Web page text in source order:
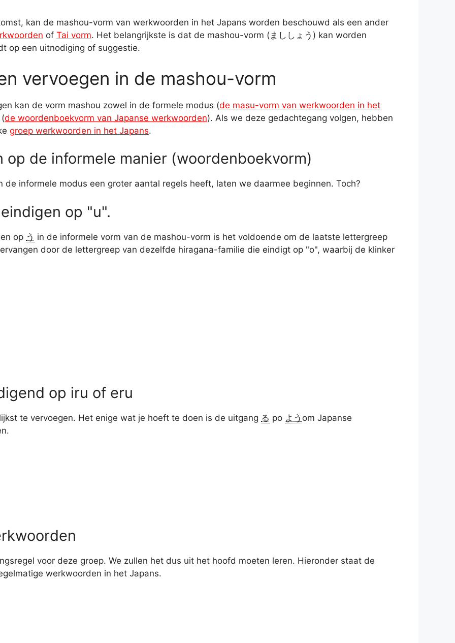
kan de mashou-vorm van werkwoorden in het Japans worden beschouwd als een ander
of Tai vorm. Het belangrijkste is dat de mashou-vorm (まししょう) kan worden
op een uitnodiging of suggestie.
vervoegen in de mashou-vorm
kan de vorm mashou zowel in de formele modus (de masu-vorm van werkwoorden in het
de woordenboekvorm van Japanse werkwoorden). Als we deze gedachtegang volgen, hebben
groep werkwoorden in het Japans.
op de informele manier (woordenboekvorm)
informele modus een groter aantal regels heeft, laten we daarmee beginnen. Toch?
op "u".
op う in de informele vorm van de mashou-vorm is het voldoende om de laatste lettergreep
door de lettergreep van dezelfde hiragana-familie die eindigt op "o", waarbij de klinker
op iru of eru
te vervoegen. Het enige wat je hoeft te doen is de uitgang る po よう om Japanse
voor deze groep. We zullen het dus uit het hoofd moeten leren. Hieronder staat de
werkwoorden in het Japans.